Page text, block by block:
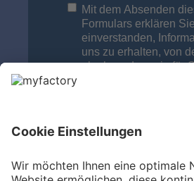
Mit dem Absenden
Formulars erklären
einverstanden,
uns zu erhalten, von
glauben, dass sie für
registrieren, lesen Sie
Informationen
wir Ihre persönlichen